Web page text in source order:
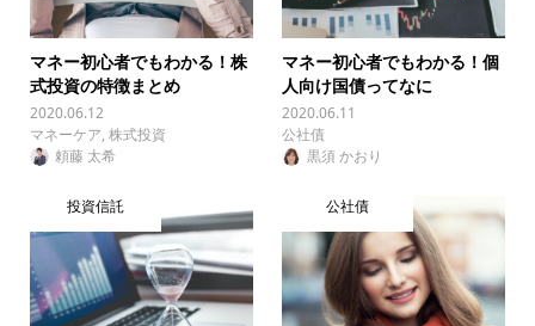
マネー初心者でもわかる！株
式投資の特徴まとめ
2020.06.12
マネーケア, 株式投資
頼藤 太希
マネー初心者でもわかる！個
人向け国債ってなに
2020.06.11
公社債
黒須 かおり
投資信託 公社債